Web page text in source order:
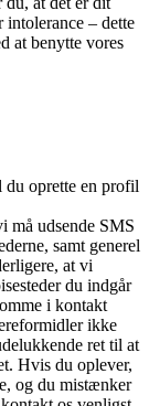
intolerance – dette
at benytte vores
du oprette en profil
må udsende SMS
samt generel
at vi
du indgår
i kontakt
ikke
ret til at
Hvis du oplever,
og du mistænker